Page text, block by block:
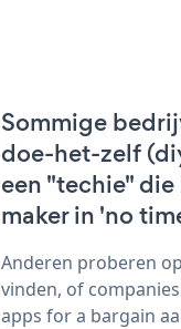
Sommige
doe-het-zelf
een "techie"
maker in 'no
Anderen proberen
vinden, of
apps for a bargain